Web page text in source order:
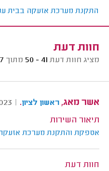
התקנת מערכת אזעקה בבית עסק
חוות דעת
מציג חוות דעת 41 - 50 מתוך
אשר מאג, ראשון לציון.
|
תיאור השירות
אספקת והתקנת מערכת
חוות דעת